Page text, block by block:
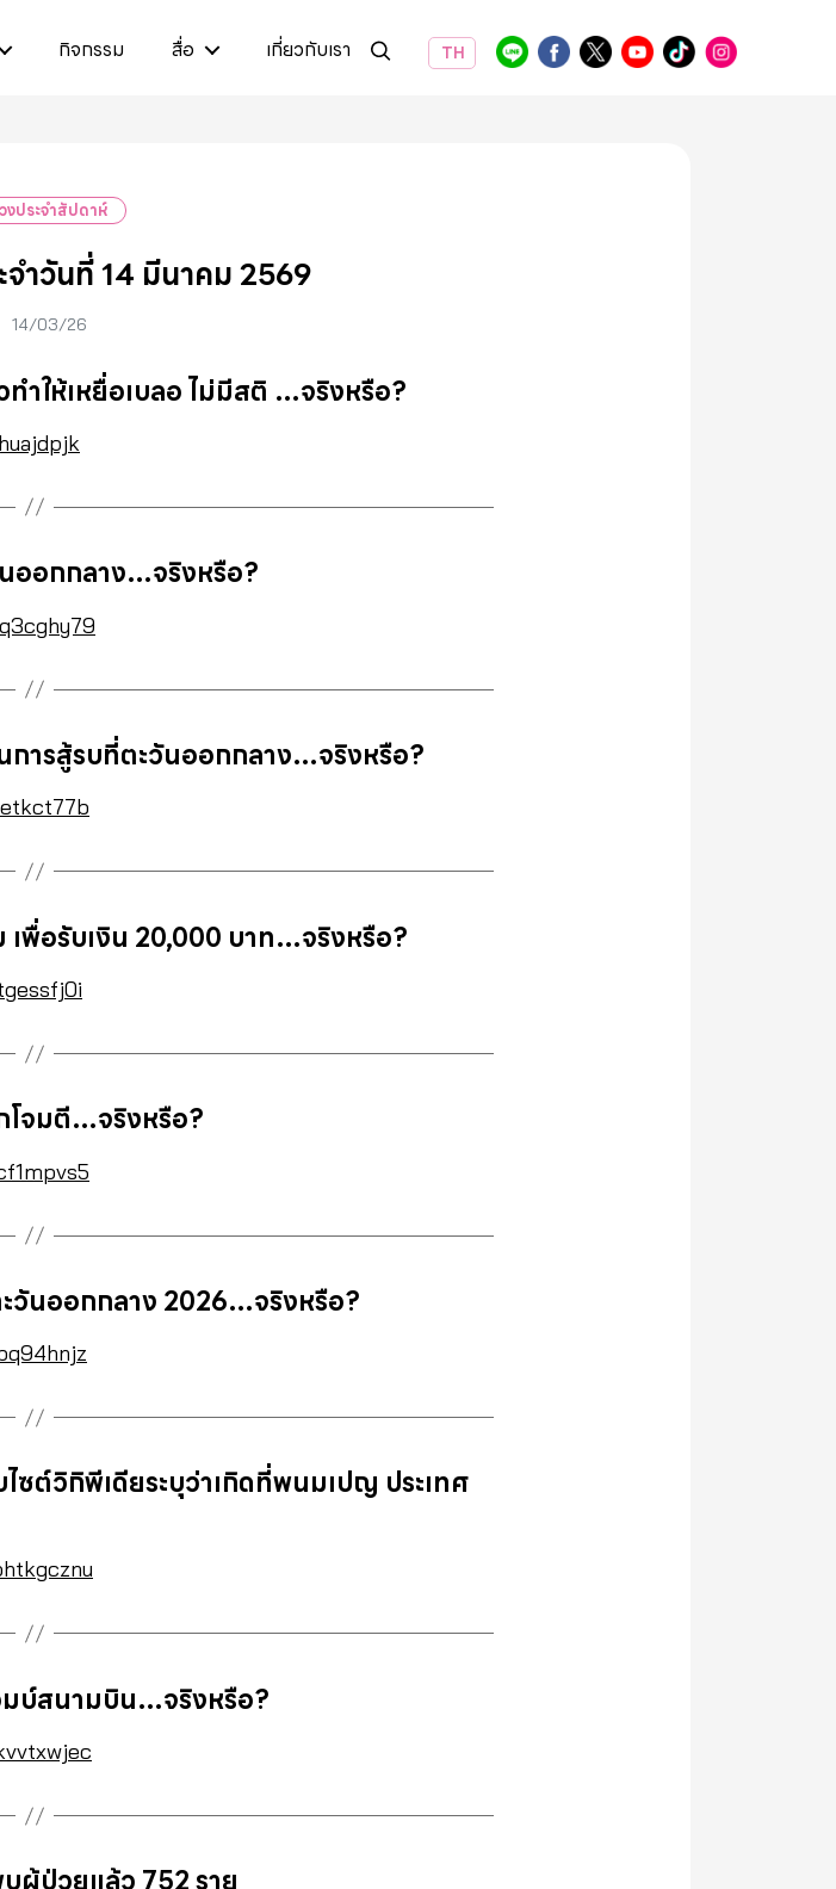
กิจกรรม สื่อ เกี่ยวกับเรา TH
งประจำสัปดาห์
จำวันที่ 14 มีนาคม 2569
14/03/26
ทำให้เหยื่อเบลอ ไม่มีสติ …จริงหรือ?
ออกกลาง…จริงหรือ?
การสู้รบที่ตะวันออกกลาง…จริงหรือ?
เพื่อรับเงิน 20,000 บาท…จริงหรือ?
โจมตี…จริงหรือ?
วันออกกลาง 2026…จริงหรือ?
ซต์วิกิพีเดียระบุว่าเกิดที่พนมเปญ ประเทศ
บ์สนามบิน…จริงหรือ?